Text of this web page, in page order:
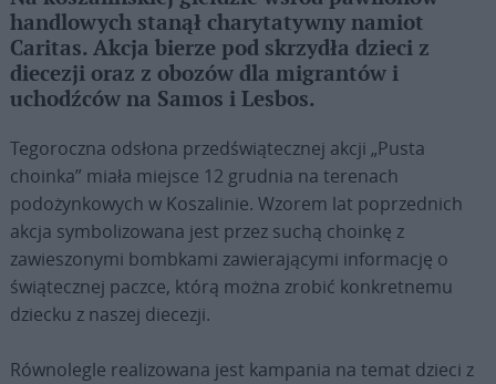
handlowych stanął charytatywny namiot
Caritas. Akcja bierze pod skrzydła dzieci z
diecezji oraz z obozów dla migrantów i
uchodźców na Samos i Lesbos.
Tegoroczna odsłona przedświątecznej akcji „Pusta
choinka” miała miejsce 12 grudnia na terenach
podożynkowych w Koszalinie. Wzorem lat poprzednich
akcja symbolizowana jest przez suchą choinkę z
zawieszonymi bombkami zawierającymi informację o
świątecznej paczce, którą można zrobić konkretnemu
dziecku z naszej diecezji.
Równolegle realizowana jest kampania na temat dzieci z